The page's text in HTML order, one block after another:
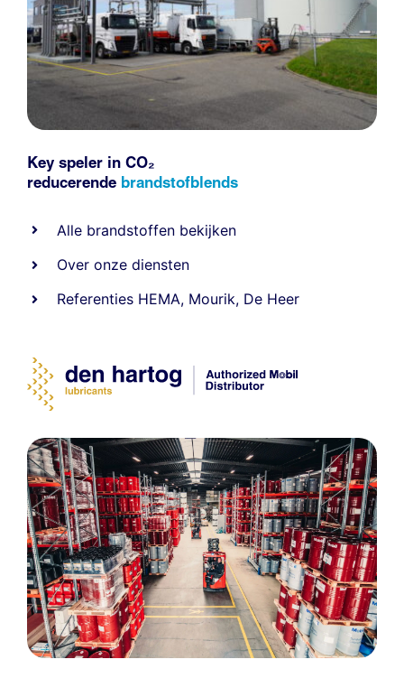
Key speler in CO₂
reducerende brandstofblends
Alle brandstoffen bekijken
Over onze diensten
Referenties HEMA, Mourik, De Heer